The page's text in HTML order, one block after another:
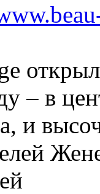
– в
и